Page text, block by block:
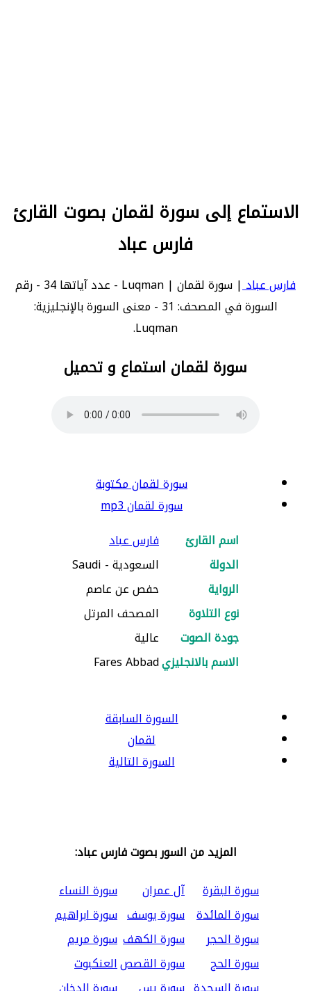
الاستماع إلى سورة لقمان بصوت القارئ
فارس عباد
فارس عباد
| سورة لقمان | Luqman - عدد آياتها 34 - رقم
السورة في المصحف: 31 - معنى السورة بالإنجليزية:
Luqman.
سورة لقمان استماع و تحميل
سورة لقمان مكتوبة
سورة لقمان mp3
اسم القارئ
فارس عباد
الدولة
السعودية - Saudi
الرواية
حفص عن عاصم
نوع التلاوة
المصحف المرتل
جودة الصوت
عالية
الاسم بالانجليزيFares Abbad
السورة السابقة
لقمان
السورة التالية
المزيد من السور بصوت فارس عباد:
سورة البقرة
آل عمران
سورة النساء
سورة المائدة سورة يوسف سورة ابراهيم
سورة الحجر
سورة الكهف سورة مريم
سورة الحج
سورة القصصالعنكبوت